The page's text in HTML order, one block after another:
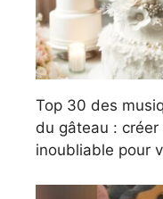
Top 30 des
du gâteau :
inoubliable pour